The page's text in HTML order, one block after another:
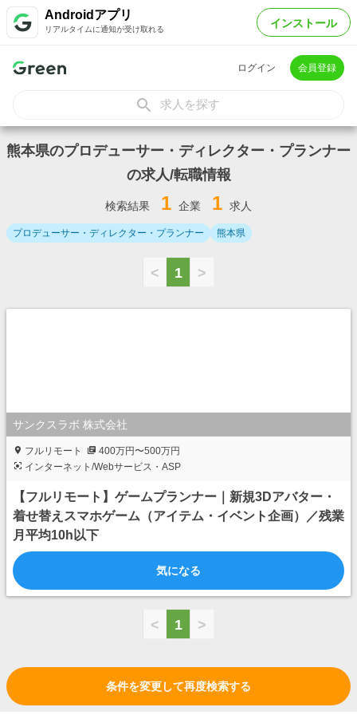
Androidアプリ
リアルタイムに通知が受け取れる インストール
ログイン 会員登録
求人を探す
熊本県のプロデューサー・ディレクター・プランナー
の求人/転職情報
検索結果 1 企業 1 求人
プロデューサー・ディレクター・プランナー 熊本県
< 1 >
サンクスラボ 株式会社
フルリモート
400万円〜500万円
インターネット/Webサービス・ASP
【フルリモート】ゲームプランナー｜新規3Dアバター・
着せ替えスマホゲーム（アイテム・イベント企画）／残業
月平均10h以下
気になる
< 1 >
条件を変更して再度検索する